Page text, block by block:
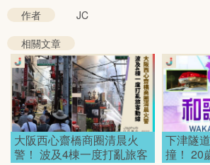
作者
JC
相關文章
大阪西心齋橋商圈清晨火
警！ 波及4棟一度打亂旅客
下津隧
撞！ 20